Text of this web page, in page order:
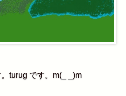
turug です。m(_ _)m